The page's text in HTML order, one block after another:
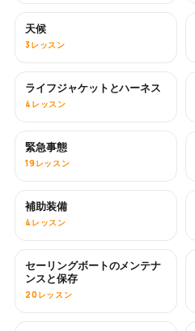
天候
3レッスン
ライフジャケットとハーネス
4レッスン
緊急事態
19レッスン
補助装備
4レッスン
セーリングボートのメンテナ
ンスと保存
20レッスン